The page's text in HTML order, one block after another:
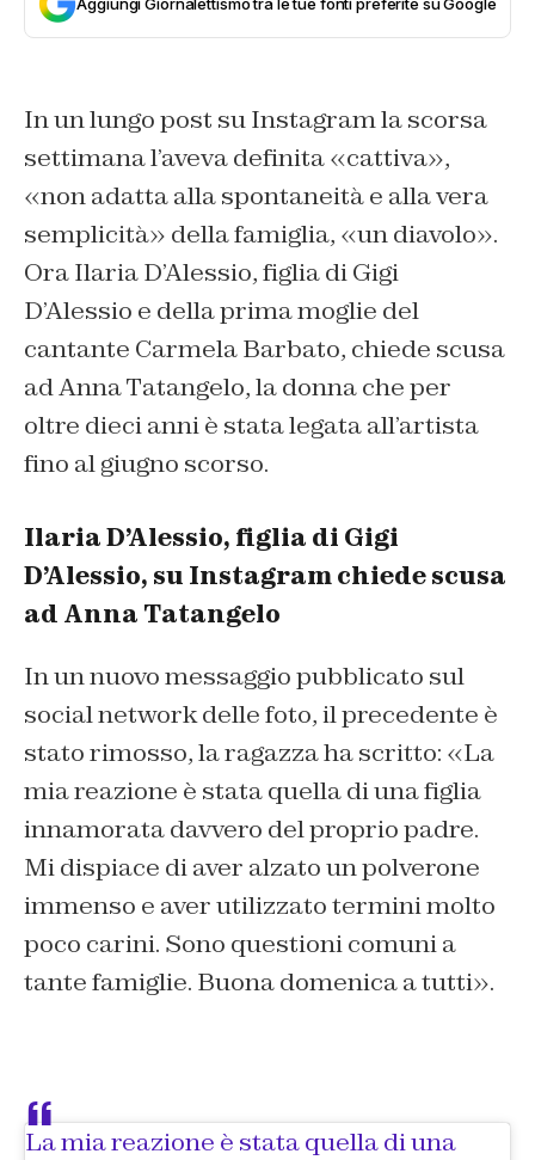
In un lungo post su Instagram la scorsa
settimana l’aveva definita «cattiva»,
«non adatta alla spontaneità e alla vera
semplicità» della famiglia, «un diavolo».
Ora Ilaria D’Alessio, figlia di Gigi
D’Alessio e della prima moglie del
cantante Carmela Barbato, chiede scusa
ad Anna Tatangelo, la donna che per
oltre dieci anni è stata legata all’artista
fino al giugno scorso.
Ilaria D’Alessio, figlia di Gigi
D’Alessio, su Instagram chiede scusa
ad Anna Tatangelo
In un nuovo messaggio pubblicato sul
social network delle foto, il precedente è
stato rimosso, la ragazza ha scritto: «La
mia reazione è stata quella di una figlia
innamorata davvero del proprio padre.
Mi dispiace di aver alzato un polverone
immenso e aver utilizzato termini molto
poco carini. Sono questioni comuni a
tante famiglie. Buona domenica a tutti».
La mia reazione è stata quella di una